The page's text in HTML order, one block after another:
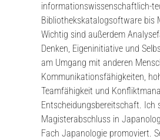
informationswissenschaftlich-
Bibliothekskatalogsoftware bis
Wichtig sind außerdem
Denken, Eigeninitiative und
am Umgang mit anderen
Kommunikationsfähigkeiten,
Teamfähigkeit und
Entscheidungsbereitschaft. Ich
Magisterabschluss in
Fach Japanologie promoviert.